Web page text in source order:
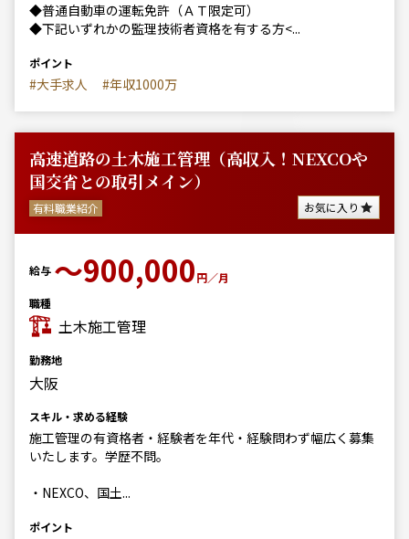
◆普通自動車の運転免許（ＡＴ限定可）
◆下記いずれかの監理技術者資格を有する方<...
ポイント
#大手求人 #年収1000万
高速道路の土木施工管理（高収入！NEXCOや
国交省との取引メイン）
有料職業紹介 お気に入り
給与 〜900,000円／月
職種
土木施工管理
勤務地
大阪
スキル・求める経験
施工管理の有資格者・経験者を年代・経験問わず幅広く募集
いたします。学歴不問。
・NEXCO、国土...
ポイント